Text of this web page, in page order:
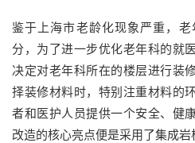
鉴于上海市老龄化现象严重，
分，为了进一步优化老年科的就
决定对老年科所在的楼层进行装
择装修材料时，特别注重材料的
者和医护人员提供一个安全、健
改造的核心亮点便是采用了集成岩